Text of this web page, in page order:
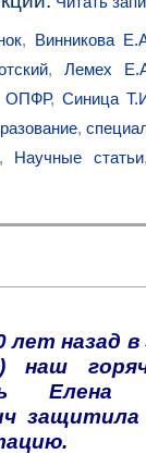
, Винникова
,Лемех
ОПФР, Синица
,
, Научные статьи
лет назад
наш
Елена